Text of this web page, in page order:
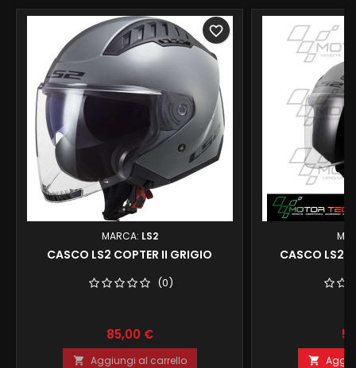
MARCA: LS2
CASCO LS2 COPTER II GRIGIO
(0)
Prezzo
85,00 €
 Aggiungi al carrello
favorite_border
CASCO LS2
